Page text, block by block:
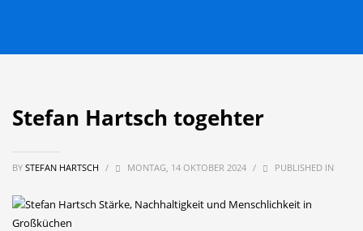
Stefan Hartsch togehter
BY STEFAN HARTSCH / MONTAG, 14 OKTOBER 2024 / PUBLISHED IN